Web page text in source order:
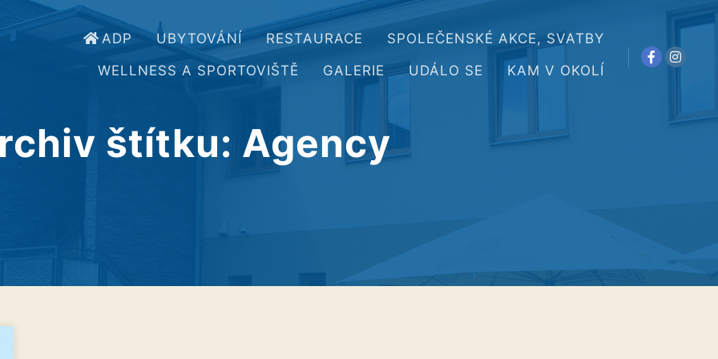
ADP UBYTOVÁNÍ RESTAURACE
SPOLEČENSKÉ AKCE, SVATBY
WELLNESS A SPORTOVIŠTĚ
GALERIE UDÁLO SE KAM V OKOLÍ
štítku: Agency